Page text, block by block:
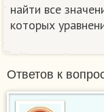
найти все
которых
Ответов к